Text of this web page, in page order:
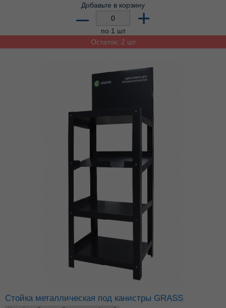
Добавьте в корзину
– +
по 1 шт
Остаток: 2 шт
Стойка металлическая под канистры GRASS